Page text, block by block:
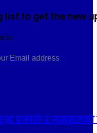
list to get the new
एमाले र जनमतको